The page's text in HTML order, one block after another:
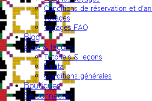
Conditions de réservation et
voyages
Voyages FAQ
Blog
Aide & leçons
Tutoriels & leçons
Errata
Conditions générales
Boutiques
Se connecter